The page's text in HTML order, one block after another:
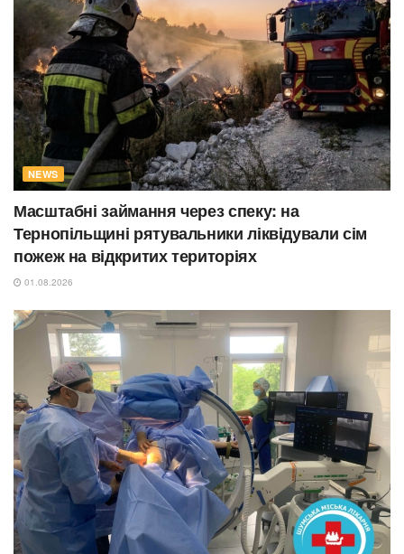
NEWS
Масштабні займання через спеку: на
Тернопільщині рятувальники ліквідували сім
пожеж на відкритих територіях
01.08.2026